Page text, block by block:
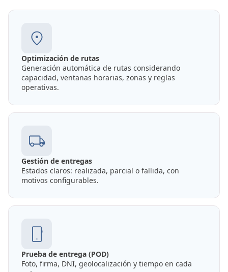
Optimización de rutas
Generación automática de rutas considerando
capacidad, ventanas horarias, zonas y reglas
operativas.
Gestión de entregas
Estados claros: realizada, parcial o fallida, con
motivos configurables.
Prueba de entrega (POD)
Foto, firma, DNI, geolocalización y tiempo en cada